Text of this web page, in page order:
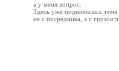
а у меня вопрос.
Здесь уже поднималась
не с посредника, а с